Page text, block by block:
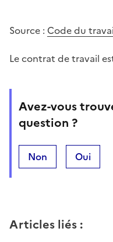
Source : Code du
Le contrat de travail
Avez-vous
question ?
Non Oui
Articles liés :